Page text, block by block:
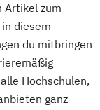
Artikel zum
diesem
du mitbringen
Hochschulen,
ganz